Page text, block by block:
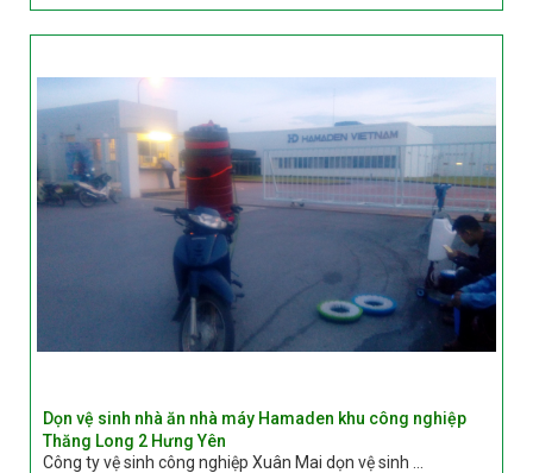
Dọn vệ sinh nhà ăn nhà máy Hamaden khu công nghiệp
Thăng Long 2 Hưng Yên
Công ty vệ sinh công nghiệp Xuân Mai dọn vệ sinh ...